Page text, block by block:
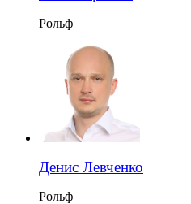
Рольф
Денис Левченко
Рольф